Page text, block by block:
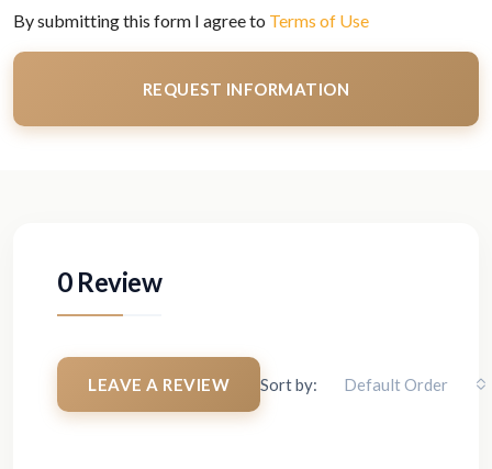
By submitting this form I agree to Terms of Use
REQUEST INFORMATION
0 Review
Sort by: Default Order
LEAVE A REVIEW